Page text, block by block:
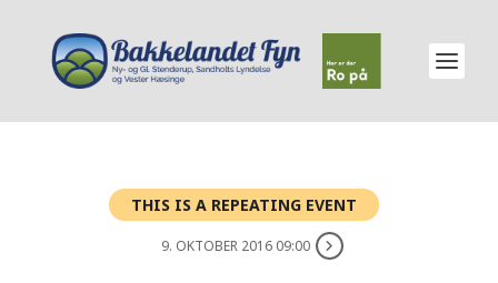
THIS IS A REPEATING EVENT
9. OKTOBER 2016 09:00